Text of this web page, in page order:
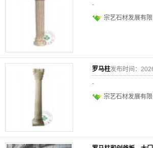
-
宗艺石材发展有限
罗马柱发布时间：
-
宗艺石材发展有限